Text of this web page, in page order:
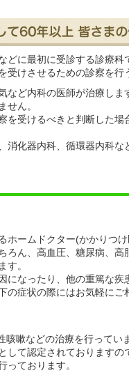
どに最初に受診する診療
受けさせるための診察を行
など内科の医師が治療し
せん。
を受けるべきと判断した
消化器内科、循環器内科
ホームドクター(かかりつ
ろん、高血圧、糖尿病、
す。
になったり、他の重篤な
の症状の際にはお気軽にご
咳嗽などの治療を行ってい
して認定されております
っております。